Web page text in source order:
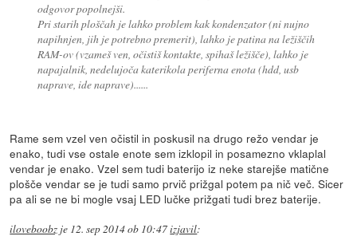
odgovor popolnejši.
Pri starih ploščah je lahko problem kak kondenzator (ni nujno
napihnjen, jih je potrebno premerit), lahko je patina na ležiščih
RAM-ov (vzameš ven, očistiš kontakte, spihaš ležišče), lahko je
napajalnik, nedelujoča katerikola periferna enota (hdd, usb
naprave, ide naprave)......
Rame sem vzel ven očistil in poskusil na drugo režo vendar je
enako, tudi vse ostale enote sem izklopil in posamezno vklaplal
vendar je enako. Vzel sem tudi baterijo iz neke starejše matične
plošče vendar se je tudi samo prvič prižgal potem pa nič več. Sicer
pa ali se ne bi mogle vsaj LED lučke prižgati tudi brez baterije.
iloveboobz je 12. sep 2014 ob 10:47izjavil: